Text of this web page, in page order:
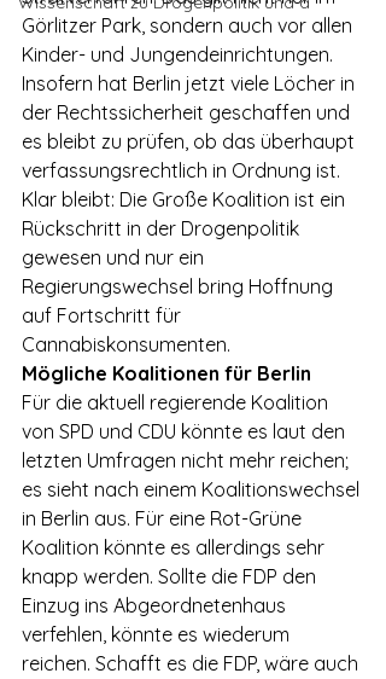
Görlitzer Park, sondern auch vor allen
Kinder- und Jungendeinrichtungen.
Insofern hat Berlin jetzt viele Löcher in
der Rechtssicherheit geschaffen und
es bleibt zu prüfen, ob das überhaupt
verfassungsrechtlich in Ordnung ist.
Klar bleibt: Die Große Koalition ist ein
Rückschritt in der Drogenpolitik
gewesen und nur ein
Regierungswechsel bring Hoffnung
auf Fortschritt für
Cannabiskonsumenten.
Mögliche Koalitionen für Berlin
Für die aktuell regierende Koalition
von SPD und CDU könnte es laut den
letzten Umfragen nicht mehr reichen;
es sieht nach einem Koalitionswechsel
in Berlin aus. Für eine Rot-Grüne
Koalition könnte es allerdings sehr
knapp werden. Sollte die FDP den
Einzug ins Abgeordnetenhaus
verfehlen, könnte es wiederum
reichen. Schafft es die FDP, wäre auch